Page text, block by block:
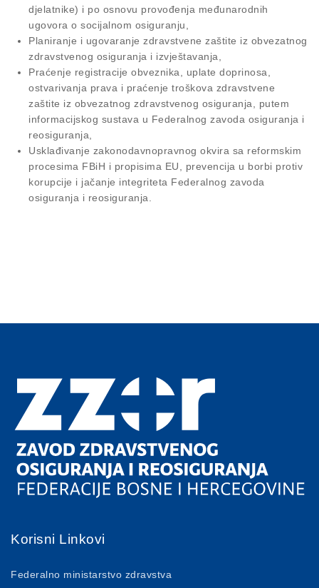
djelatnike) i po osnovu provođenja međunarodnih
ugovora o socijalnom osiguranju,
Planiranje i ugovaranje zdravstvene zaštite iz obvezatnog
zdravstvenog osiguranja i izvještavanja,
Praćenje registracije obveznika, uplate doprinosa,
ostvarivanja prava i praćenje troškova zdravstvene
zaštite iz obvezatnog zdravstvenog osiguranja, putem
informacijskog sustava u Federalnog zavoda osiguranja i
reosiguranja,
Usklađivanje zakonodavnopravnog okvira sa reformskim
procesima FBiH i propisima EU, prevencija u borbi protiv
korupcije i jačanje integriteta Federalnog zavoda
osiguranja i reosiguranja.
Korisni Linkovi
Federalno ministarstvo zdravstva